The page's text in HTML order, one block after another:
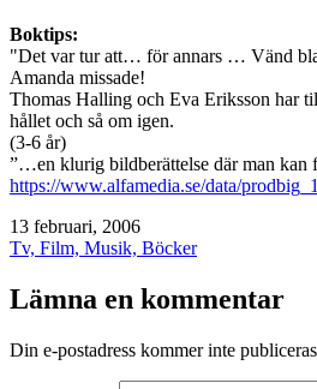
Boktips:
"Det var tur att… för annars … Vänd
Amanda missade!
Thomas Halling och Eva Eriksson har
hållet och så om igen.
(3-6 år)
”…en klurig bildberättelse där man kan
https://www.alfamedia.se/data/
Publicerat
den
13 februari, 2006
Kategoriserat
Tv, Film, Musik, Böcker
Lämna en kommentar
Din e-postadress kommer inte